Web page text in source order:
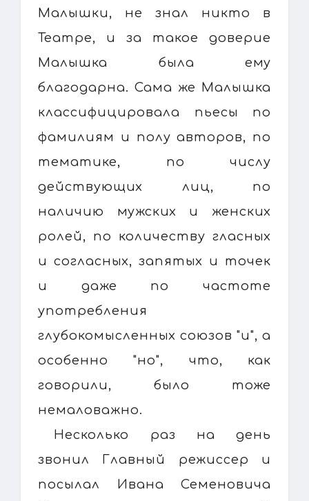
Малышки, не знал никто в
Театре, и за такое доверие
Малышка была ему
благодарна. Сама же Малышка
классифицировала пьесы по
фамилиям и полу авторов, по
тематике, по числу
действующих лиц, по
наличию мужских и женских
ролей, по количеству гласных
и согласных, запятых и точек
и даже по частоте
употребления
глубокомысленных союзов "и", а
особенно "но", что, как
говорили, было тоже
немаловажно.
Несколько раз на день
звонил Главный режиссер и
посылал Ивана Семеновича